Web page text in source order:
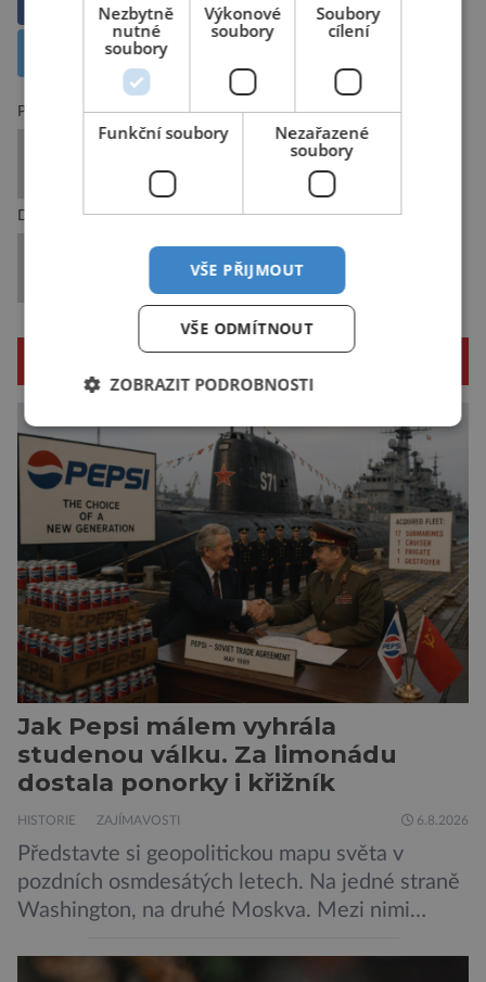
Předchozí článek
Na povrchu přes 800 stupňů. Webb přiblížil jeden
z nejdrsnějších známých světů
Další článek
Závažné téma zvané těhotenský stres: Světová
odbornice ho nyní řeší u českých žen
SOUVISEJÍCÍ ČLÁNKY
Jak Pepsi málem vyhrála
studenou válku. Za limonádu
dostala ponorky i křižník
HISTORIE ZAJÍMAVOSTI 6.8.2026
Představte si geopolitickou mapu světa v
pozdních osmdesátých letech. Na jedné straně
Washington, na druhé Moskva. Mezi nimi
padesátkrát dokola, železná opona a miliony
Nezbytně
nutné
soubory
Výkonové
soubory
Soubory
cílení
Funkční soubory
Nezařazené
soubory
VŠE PŘIJMOUT
VŠE ODMÍTNOUT
ZOBRAZIT PODROBNOSTI